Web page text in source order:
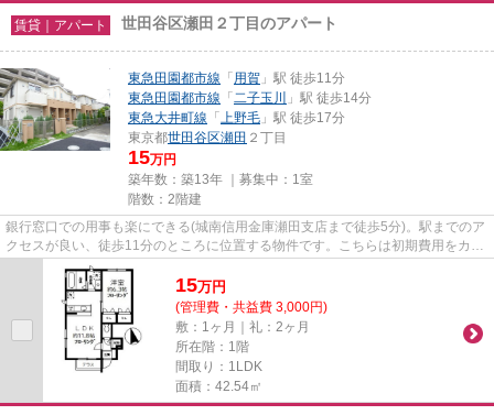
賃貸｜アパート 世田谷区瀬田２丁目のアパート
東急田園都市線 「用賀 」駅 徒歩11分
東急田園都市線 「二子玉川
」駅 徒歩14分
東急大井町線 「 上野毛 」駅 徒歩17分
東京都世田谷区瀬田 ２丁目
15万円
築年数：築13年 ｜募集中： 1室
階数：2階建
銀行窓口での用事も楽にできる(城南信用金庫瀬田支店まで徒歩5分)。駅までのア
クセスが良い、徒歩11分のところに位置する物件です。こちらは初期費用をカー
ドでお支払いいただける物件...
15万円
(管理費・共益費 3,000円)
敷：1ヶ月｜礼：2ヶ月
所在階：1階
間取り：1LDK
面積：42.54㎡